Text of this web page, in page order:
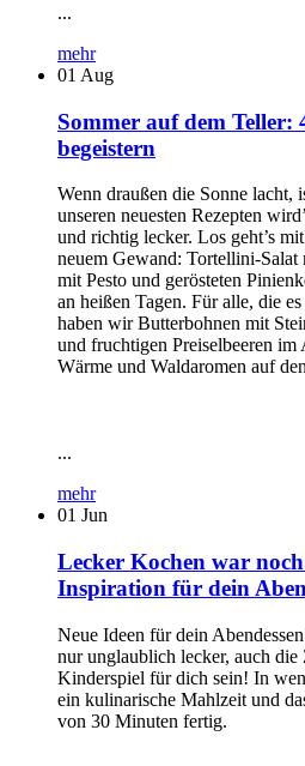
...
mehr
01 Aug
Sommer auf dem Teller:
begeistern
Wenn draußen die Sonne lacht,
unseren neuesten Rezepten
und richtig lecker. Los geht’s
neuem Gewand: Tortellini-
mit Pesto und gerösteten
an heißen Tagen. Für alle, die
haben wir Butterbohnen mit
und fruchtigen Preiselbeeren
Wärme und Waldaromen auf
...
mehr
01 Jun
Lecker Kochen war
Inspiration für dein
Neue Ideen für dein
nur unglaublich lecker, auch
Kinderspiel für dich sein! In
ein kulinarische Mahlzeit und
von 30 Minuten fertig.